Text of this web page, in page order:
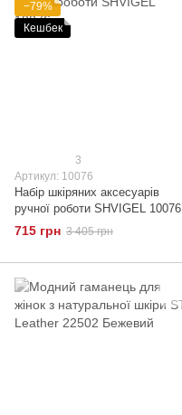
−79%
Кешбек
3
Артикул: 10076
Набір шкіряних аксесуарів
ручної роботи SHVIGEL 10076
715 грн 3 405 грн